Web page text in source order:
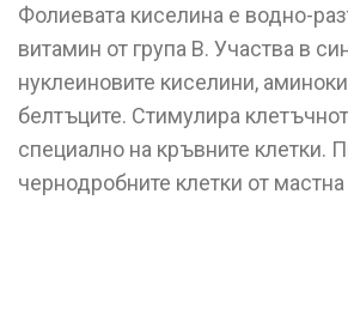
Фолиевата киселина е водно-
витамин от група В. Участва в
нуклеиновите киселини,
белтъците. Стимулира
специално на кръвните клетки.
чернодробните клетки от